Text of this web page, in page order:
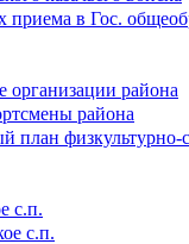
приема в Гос.
организации района
района
план
с.п.
с.п.